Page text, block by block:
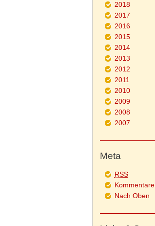
2018
2017
2016
2015
2014
2013
2012
2011
2010
2009
2008
2007
Meta
RSS
Kommentare
Nach Oben